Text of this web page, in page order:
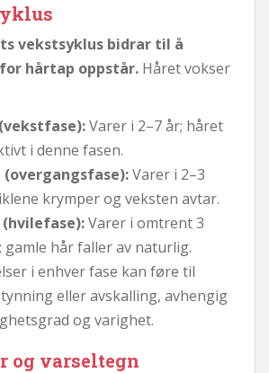
vekstsyklus bidrar til å
hårtap oppstår. Håret vokser
Varer i 2–7 år; håret
i denne fasen.
(overgangsfase):Varer i 2–3
krymper og veksten avtar.
Varer i omtrent 3
gamle hår faller av naturlig.
i enhver fase kan føre til
eller avskalling, avhengig
og varighet.
og varseltegn